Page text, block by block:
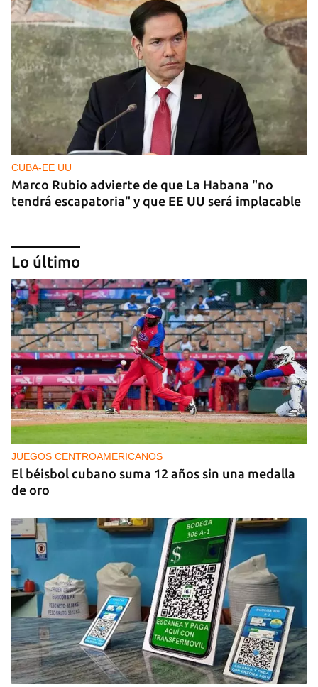
CUBA-EE UU
Marco Rubio advierte de que La Habana "no
tendrá escapatoria" y que EE UU será implacable
PODCAST
Cafecito informativo del viernes 7 de agosto de
2026
Lo último
JUEGOS CENTROAMERICANOS
El béisbol cubano suma 12 años sin una medalla
de oro